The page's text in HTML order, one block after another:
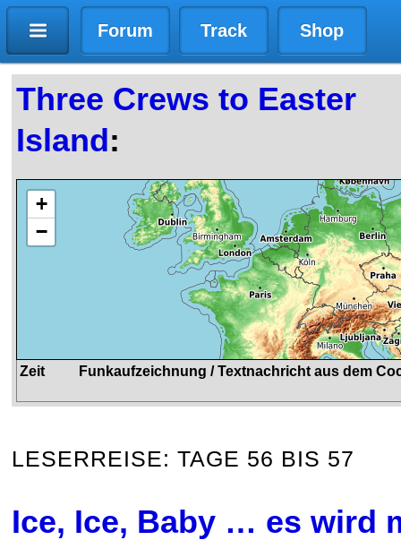
Forum Track Shop
Three Crews to Easter
Island:
+
−
Zeit Funkaufzeichnung / Textnachricht aus dem
LESERREISE: TAGE 56 BIS 57
Ice, Ice, Baby … es wird